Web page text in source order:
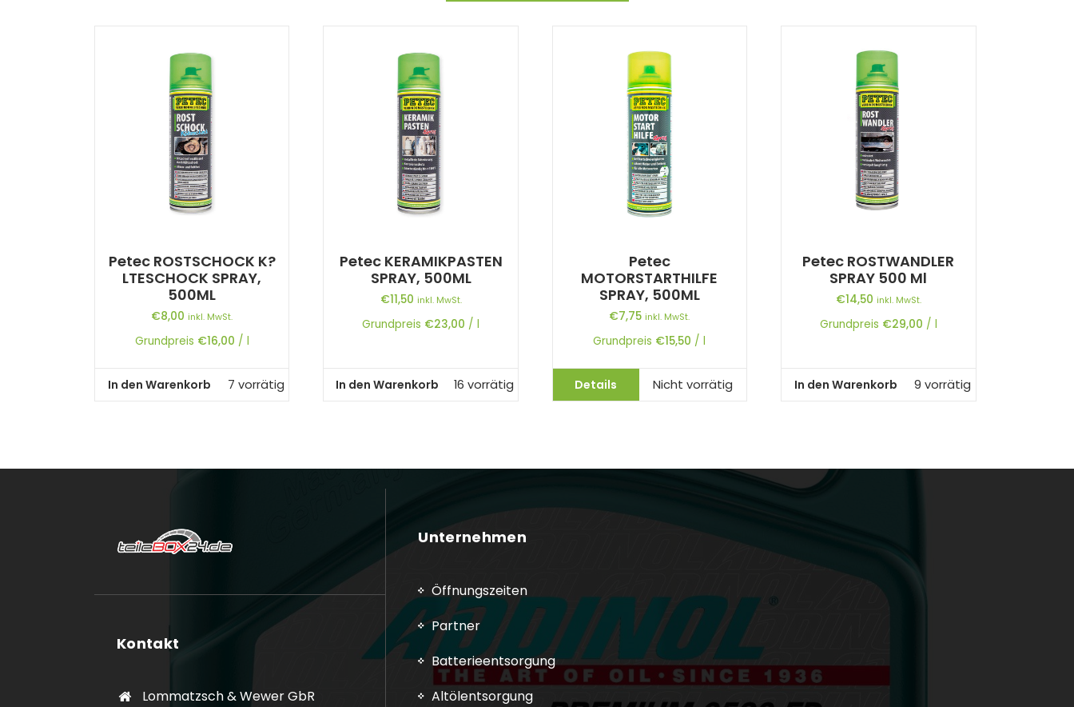
Petec ROSTSCHOCK K?
LTESCHOCK SPRAY,
500ML
€8,00 inkl. MwSt.
Grundpreis €16,00 / l
In den Warenkorb 7 vorrätig
Petec KERAMIKPASTEN
SPRAY, 500ML
€11,50 inkl. MwSt.
Grundpreis €23,00 /l
In den Warenkorb 16 vorrätig
Petec
MOTORSTARTHILFE
SPRAY, 500ML
€7,75 inkl. MwSt.
Grundpreis €15,50 /l
Details Nicht vorrätig
Petec ROSTWANDLER
SPRAY 500 Ml
€14,50 inkl. MwSt.
Grundpreis €29,00 / l
In den Warenkorb 9 vorrätig
Kontakt
Lommatzsch & Wewer GbR
Unternehmen
Öffnungszeiten
Partner
Batterieentsorgung
Altölentsorgung